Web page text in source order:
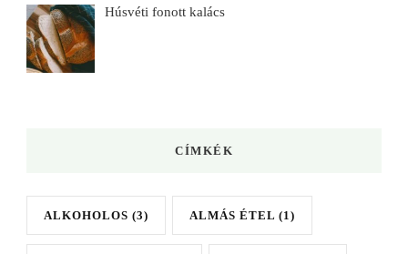
Húsvéti fonott kalács
CÍMKÉK
ALKOHOLOS (3) ALMÁS ÉTEL (1)